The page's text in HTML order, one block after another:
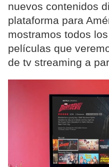
nuevos contenidos
plataforma para
mostramos todos
películas que
de tv streaming a